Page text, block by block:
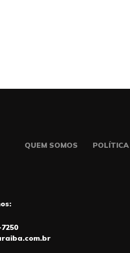
QUEM SOMOS POLÍTICA